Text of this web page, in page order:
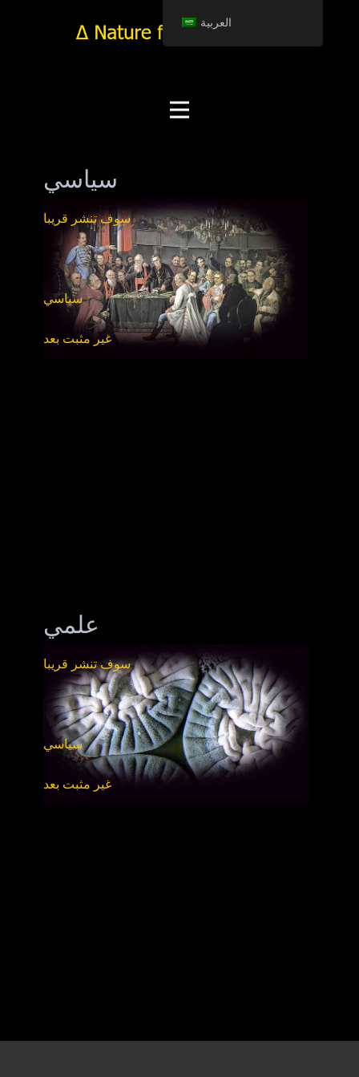
سوف تنشر قريبا
سياسي
غير مثبت بعد
سوف تنشر قريبا
سياسي
غير مثبت بعد
العربية